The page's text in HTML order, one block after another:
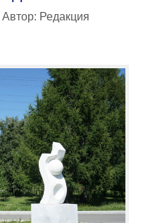
Автор: Редакция